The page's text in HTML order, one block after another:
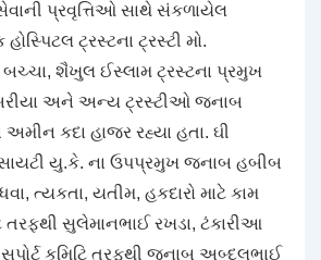
પ્રવૃત્તિઓ સાથે સંકળાયેલ
ટ્રસ્ટના ટ્રસ્ટી મો.
શૈખુલ ઈસ્લામ ટ્રસ્ટના પ્રમુખ
અને અન્ય ટ્રસ્ટીઓ જનાબ
કદા હાજર રહ્યા હતા. ઘી
યુ.કે. ના ઉપપ્રમુખ જનાબ હબીબ
ત્યકતા, યતીમ, હકદારો માટે કામ
તરફથી સુલેમાનભાઈ રખડા, ટંકારીઆ
કમિટિ તરફથી જનાબ અબ્દુલભાઈ